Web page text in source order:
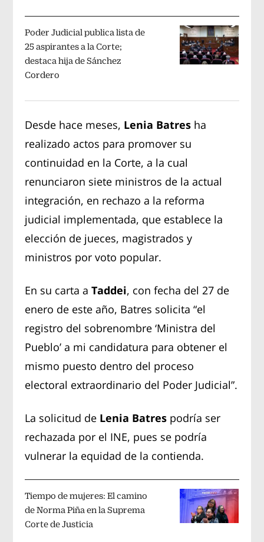
Poder Judicial publica lista de
25 aspirantes a la Corte;
destaca hija de Sánchez
Cordero
Desde hace meses, Lenia Batres ha
realizado actos para promover su
continuidad en la Corte, a la cual
renunciaron siete ministros de la actual
integración, en rechazo a la reforma
judicial implementada, que establece la
elección de jueces, magistrados y
ministros por voto popular.
En su carta aTaddei, con fecha del 27 de
enero de este año, Batres solicita “el
registro del sobrenombre ‘Ministra del
Pueblo’ a mi candidatura para obtener el
mismo puesto dentro del proceso
electoral extraordinario del Poder Judicial”.
La solicitud de Lenia Batres podría ser
rechazada por el INE, pues se podría
vulnerar la equidad de la contienda.
Tiempo de mujeres: El camino
de Norma Piña en la Suprema
Corte de Justicia